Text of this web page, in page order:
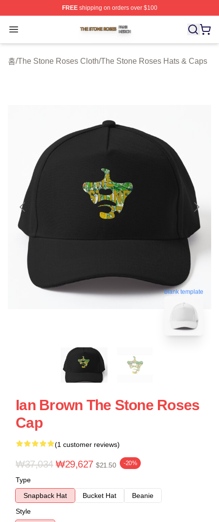
FREEshipping on orders over $100
Open menu
The Stone Roses Shop ⚡️ Officially Licensed The
홈/The Stone Roses Cloth/The Stone Roses Hats & Caps
blank template
Ian Brown The Stone Roses
Cap
(1 customer reviews)
₩37,034 ₩29,627 $21.50 -20%
Type
Snapback Hat
Bucket Hat
Beanie
Style